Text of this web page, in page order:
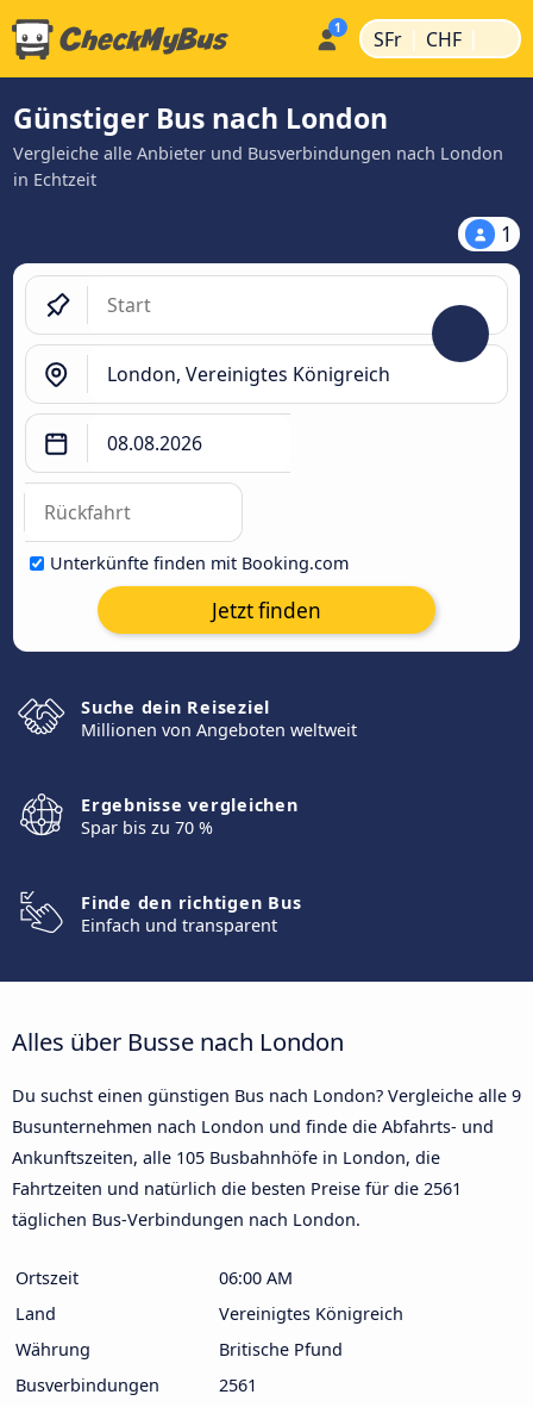
SFr | CHF |
Günstiger Bus nach London
Vergleiche alle Anbieter und Busverbindungen nach London
in Echtzeit
1
Unterkünfte finden mit Booking.com
Jetzt finden
Suche dein Reiseziel
Millionen von Angeboten weltweit
Ergebnisse vergleichen
Spar bis zu 70 %
Finde den richtigen Bus
Einfach und transparent
Alles über Busse nach London
Du suchst einen günstigen Bus nach London? Vergleiche alle 9
Busunternehmen nach London und finde die Abfahrts- und
Ankunftszeiten, alle 105 Busbahnhöfe in London, die
Fahrtzeiten und natürlich die besten Preise für die 2561
täglichen Bus-Verbindungen nach London.
Ortszeit
06:00 AM
Land
Vereinigtes Königreich
Währung
Britische Pfund
Busverbindungen
2561